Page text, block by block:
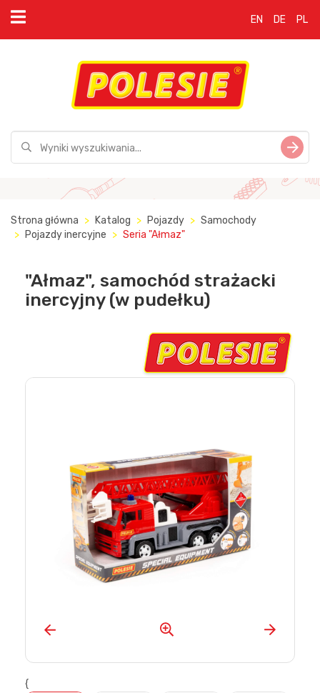
EN DE PL
Strona główna Katalog Pojazdy
Samochody
Pojazdy inercyjne
Seria "Ałmaz"
"Ałmaz", samochód strażacki
inercyjny (w pudełku)
{